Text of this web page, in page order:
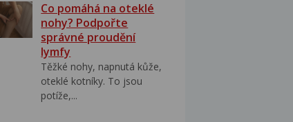
Co pomáhá na oteklé
nohy? Podpořte
správné proudění
lymfy
Těžké nohy, napnutá kůže,
oteklé kotníky. To jsou
potíže,...